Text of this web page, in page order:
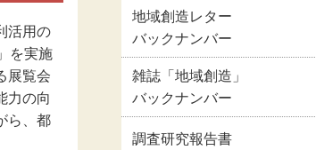
調査研究報告書
その他出版物
新型コロナウイルス
関係者名簿
事業報告書・事業計
活用の
を実施
展覧会
力の向
ら、都
地域創造レター
バックナンバー
雑誌「地域創造」
バックナンバー
調査研究報告書